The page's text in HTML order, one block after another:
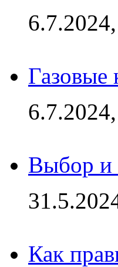
Газовые
Выбор и
Как